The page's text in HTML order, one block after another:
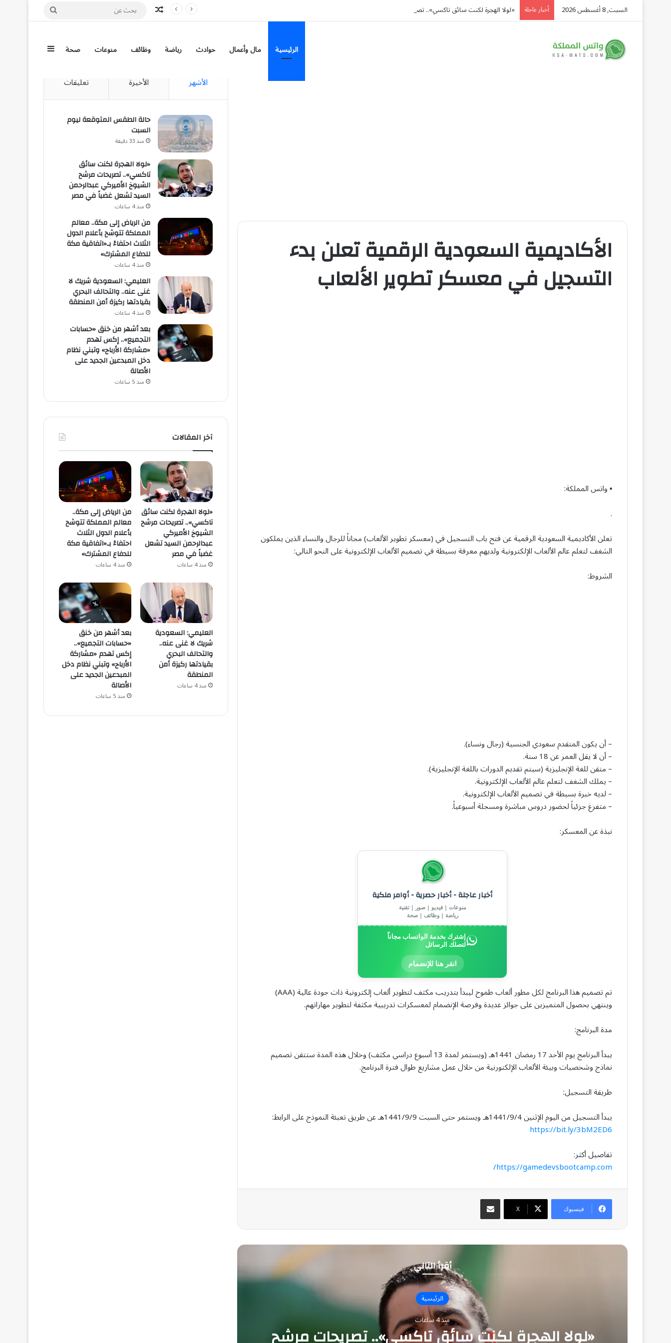
السبت, 8 أغسطس 2026 أخبار عاجلة «لولا الهجرة لكنت سائق تاكسي».. تصريحات مرشح الشيوخ الأميركي عبدالرحمن السيد تشعل غضباً في مصر مقال عشوائي
بحث
الرئيسية مال وأعمال حوادث رياضة وظائف منوعات صحة إضافة عمود
الأكاديمية السعودية الرقمية تعلن بدء
التسجيل في معسكر تطوير الألعاب
▪︎ واتس المملكة:
.
تعلن الأكاديمية السعودية الرقمية عن فتح باب التسجيل في (معسكر تطوير الألعاب) مجاناً للرجال والنساء الذين يملكون
الشغف لتعلم عالم الألعاب الإلكترونية ولديهم معرفة بسيطة في تصميم الألعاب الإلكترونية على النحو التالي:
الشروط:
– أن يكون المتقدم سعودي الجنسية (رجال ونساء).
– أن لا يقل العمر عن 18 سنة.
– متقن للغة الإنجليزية (سيتم تقديم الدورات باللغة الإنجليزية).
– يملك الشغف لتعلم عالم الألعاب الإلكترونية.
– لديه خبرة بسيطة في تصميم الألعاب الإلكترونية.
– متفرغ جزئياً لحضور دروس مباشرة ومسجلة أسبوعياً.
نبذة عن المعسكر:
أخبار عاجلة - أخبار حصرية - أوامر ملكية
منوعات | فيديو | صور | تقنية
رياضة | وظائف | صحة
إشترك بخدمة الواتساب مجاناً
لتصلك الرسائل
انقر هنا للإنضمام
تم تصميم هذا البرنامج لكل مطور ألعاب طموح ليبدأ بتدريب مكثف لتطوير ألعاب إلكترونية ذات جودة عالية (AAA)
وينتهي بحصول المتميزين على جوائز عديدة وفرصة الإنضمام لمعسكرات تدريبية مكثفة لتطوير مهاراتهم.
مدة البرنامج:
يبدأ البرنامج يوم الأحد 17 رمضان 1441هـ (ويستمر لمدة 13 أسبوع دراسي مكثف) وخلال هذه المدة ستتقن تصميم
نماذج وشخصيات وبيئة الألعاب الإلكتورنية من خلال عمل مشاريع طوال فترة البرنامج.
طريقة التسجيل:
يبدأ التسجيل من اليوم الإثنين 1441/9/4هـ ويستمر حتى السبت 1441/9/9هـ عن طريق تعبئة النموذج على الرابط:
https://bit.ly/3bM2ED6
تفاصيل أكثر:
https://gamedevsbootcamp.com/
فيسبوك ‫X
مشاركة عبر البريد
أقرأ التالي
الرئيسية
منذ 4 ساعات
«لولا الهجرة لكنت سائق تاكسي».. تصريحات مرشح
الأشهر الأخيرة تعليقات
حالة الطقس المتوقعة ليوم
السبت
منذ 33 دقيقة
«لولا الهجرة لكنت سائق
تاكسي».. تصريحات مرشح
الشيوخ الأميركي عبدالرحمن
السيد تشعل غضباً في مصر
منذ 4 ساعات
من الرياض إلى مكة.. معالم
المملكة تتوشح بأعلام الدول
الثلاث احتفاءً بـ«اتفاقية مكة
للدفاع المشترك»
منذ 4 ساعات
العليمي: السعودية شريك لا
غنى عنه.. والتحالف البحري
بقيادتها ركيزة أمن المنطقة
منذ 4 ساعات
بعد أشهر من خنق «حسابات
التجميع».. إكس تهدم
«مشاركة الأرباح» وتبني نظام
دخل المبدعين الجديد على
الأصالة
منذ 5 ساعات
آخر المقالات
«لولا الهجرة لكنت سائق
تاكسي».. تصريحات مرشح
الشيوخ الأميركي
عبدالرحمن السيد تشعل
غضباً في مصر
منذ 4 ساعات
من الرياض إلى مكة..
معالم المملكة تتوشح
بأعلام الدول الثلاث
احتفاءً بـ«اتفاقية مكة
للدفاع المشترك»
منذ 4 ساعات
العليمي: السعودية
شريك لا غنى عنه..
والتحالف البحري
بقيادتها ركيزة أمن
المنطقة
منذ 4 ساعات
بعد أشهر من خنق
«حسابات التجميع»..
إكس تهدم «مشاركة
الأرباح» وتبني نظام دخل
المبدعين الجديد على
الأصالة
منذ 5 ساعات